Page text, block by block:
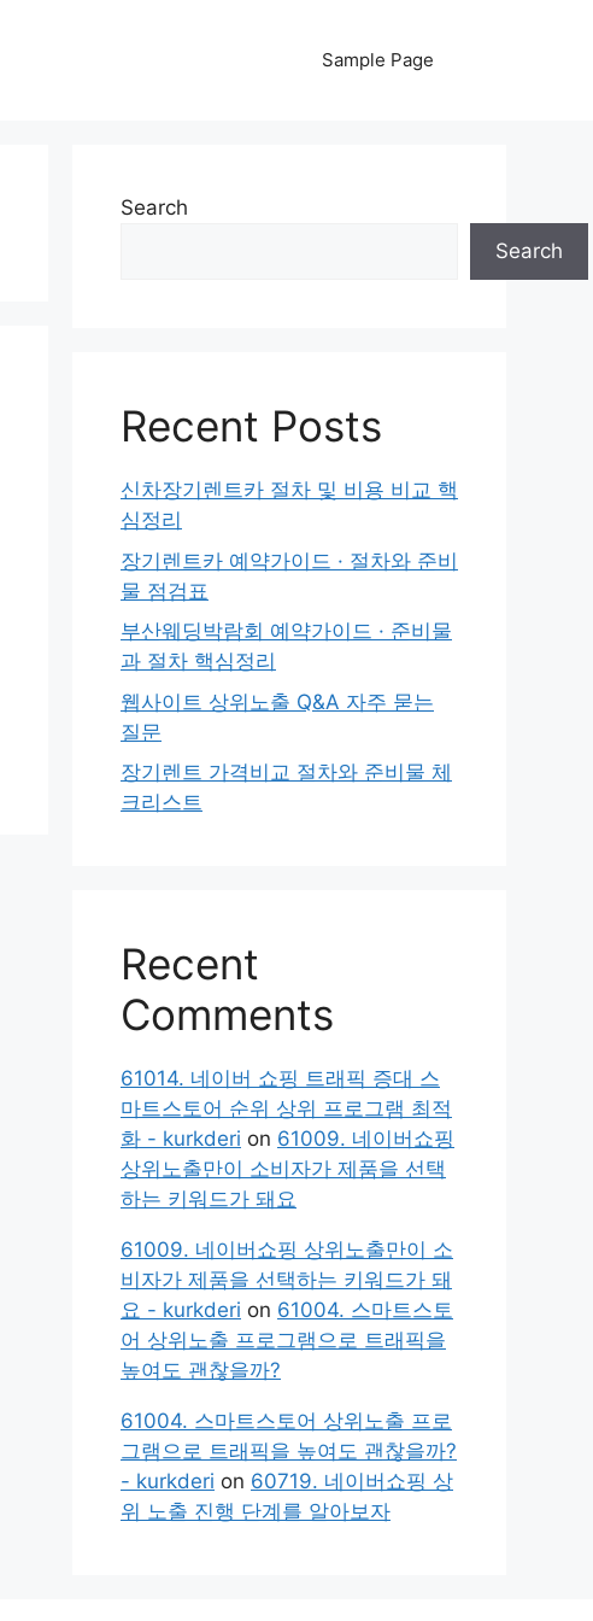
Sample Page
Search
Search
Recent Posts
신차장기렌트카 절차 및 비용 비교 핵
심정리
장기렌트카 예약가이드 · 절차와 준비
물 점검표
부산웨딩박람회 예약가이드 · 준비물
과 절차 핵심정리
웹사이트 상위노출 Q&A 자주 묻는
질문
장기렌트 가격비교 절차와 준비물 체
크리스트
Recent
Comments
61014. 네이버 쇼핑 트래픽 증대 스
마트스토어 순위 상위 프로그램 최적
화 - kurkderi on 61009. 네이버쇼핑
상위노출만이 소비자가 제품을 선택
하는 키워드가 돼요
61009. 네이버쇼핑 상위노출만이 소
비자가 제품을 선택하는 키워드가 돼
요 - kurkderi on 61004. 스마트스토
어 상위노출 프로그램으로 트래픽을
높여도 괜찮을까?
61004. 스마트스토어 상위노출 프로
그램으로 트래픽을 높여도 괜찮을까?
- kurkderi on 60719. 네이버쇼핑 상
위 노출 진행 단계를 알아보자